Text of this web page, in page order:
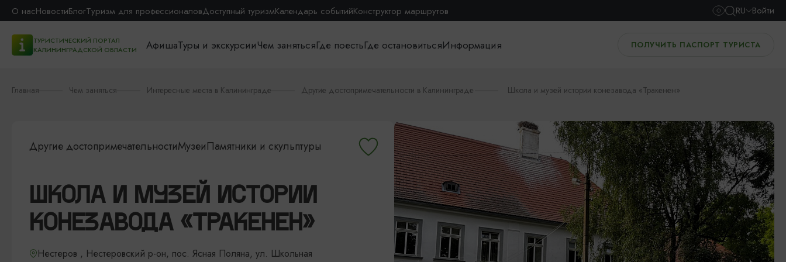
О насНовостиБлогТуризм для профессионаловДоступный туризмКалендарь событийКонструктор маршрутов RU Войти
ТУРИСТИЧЕСКИЙ ПОРТАЛ
КАЛИНИНГРАДСКОЙ ОБЛАСТИ
АфишаТуры и экскурсииЧем занятьсяГде поестьГде остановитьсяИнформация ПОЛУЧИТЬ ПАСПОРТ ТУРИСТА
Главная Чем заняться Интересные места в Калининграде Другие достопримечательности в Калининграде Школа и музей истории конезавода «Тракенен»
Другие достопримечательностиМузеиПамятники и скульптуры
ШКОЛА И МУЗЕЙ ИСТОРИИ
КОНЕЗАВОДА «ТРАКЕНЕН»
Нестеров , Нестеровский р-он, пос. Ясная Поляна, ул. Школьная